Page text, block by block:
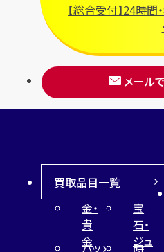
【総合受付】24時
メール
買取品目一覧
金・
貴
金
宝
石・
ジュ
バッ
時